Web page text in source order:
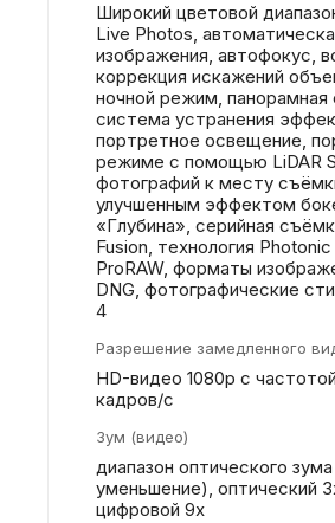
Широкий цветовой
Live Photos,
изображения, автофокус,
коррекция искажений
ночной режим,
система устранения
портретное освещение,
режиме с помощью LiDAR
фотографий к месту
улучшенным эффектом
«Глубина», серийная
Fusion, технология
ProRAW, форматы
DNG, фотографические
4
Разрешение замедленного
HD-видео 1080р c
кадров/ с
Зум (видео)
диапазон оптического
уменьшение), оптический
цифровой 9х